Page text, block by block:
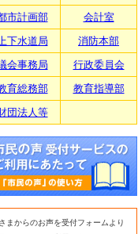
市計画部
会計室
下水道局
消防本部
会事務局
行政委員会
育総務部
教育指導部
団法人等
まからのお声を受付フォームより